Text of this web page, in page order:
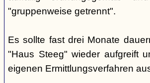
"gruppenweise getrennt".
Es sollte fast drei Monate
"Haus Steeg" wieder aufgreift
eigenen Ermittlungsverfahren